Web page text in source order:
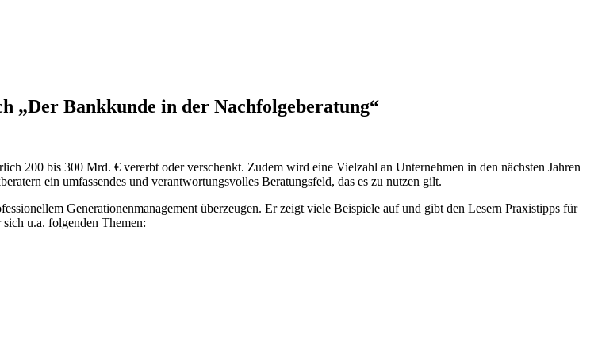
„Der Bankkunde in der Nachfolgeberatung“
200 bis 300 Mrd. € vererbt oder verschenkt. Zudem wird eine Vielzahl an Unternehmen in den nächsten Jahren
ein umfassendes und verantwortungsvolles Beratungsfeld, das es zu nutzen gilt.
Generationenmanagement überzeugen. Er zeigt viele Beispiele auf und gibt den Lesern Praxistipps für
u.a. folgenden Themen: